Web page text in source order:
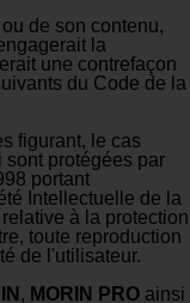
de son contenu,
la
une contrefaçon
du Code de la
figurant, le cas
sont protégées par
portant
Intellectuelle de la
à la protection
toute reproduction
de l'utilisateur.
, MORIN PRO ainsi